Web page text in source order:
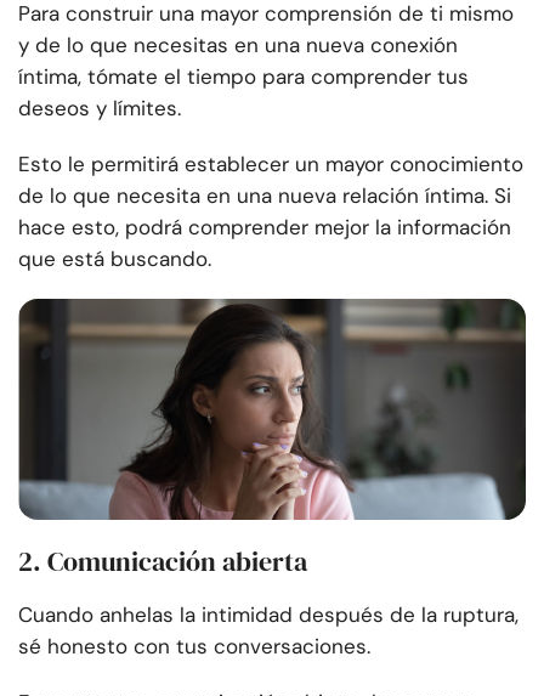
Para construir una mayor comprensión de ti mismo
y de lo que necesitas en una nueva conexión
íntima, tómate el tiempo para comprender tus
deseos y límites.
Esto le permitirá establecer un mayor conocimiento
de lo que necesita en una nueva relación íntima. Si
hace esto, podrá comprender mejor la información
que está buscando.
2. Comunicación abierta
Cuando anhelas la intimidad después de la ruptura,
sé honesto con tus conversaciones.